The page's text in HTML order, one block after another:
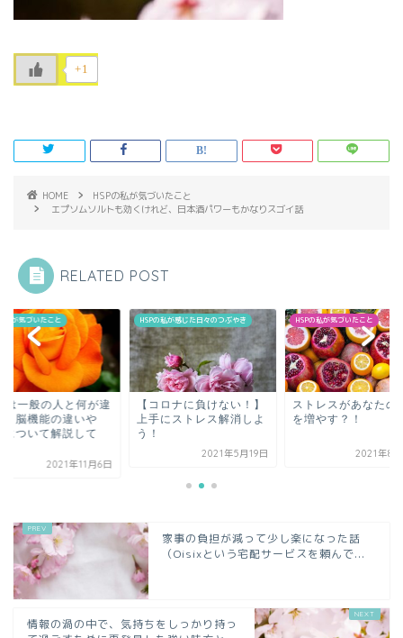
+1
HOME
HSPの私が気づいたこと
エプソムソルトも効くけれど、日本酒パワーもかなりスゴイ話
RELATED POST
私が気づいたこと
は一般の人と何が違
？脳機能の違いや
について解説して
2021年11月6日
HSPの私が感じた日々のつぶやき
【コロナに負けない！】
上手にストレス解消しよ
う！
2021年5月19日
HSPの私が気づいたこと
ストレスがあなたの
を増やす？！
2021年8
家事の負担が減って少し楽になった話
（Oisixという宅配サービスを頼んで...
情報の渦の中で、気持ちをしっかり持っ